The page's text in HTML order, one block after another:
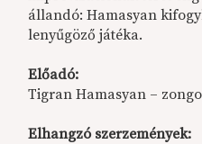
állandó: Hamasyan
lenyűgöző játéka.
Előadó:
Tigran Hamasyan –
Elhangzó szerzemények: